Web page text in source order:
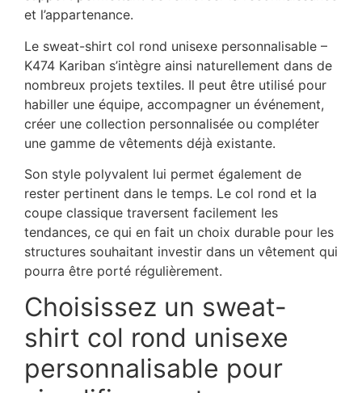
et l’appartenance.
Le sweat-shirt col rond unisexe personnalisable –
K474 Kariban s’intègre ainsi naturellement dans de
nombreux projets textiles. Il peut être utilisé pour
habiller une équipe, accompagner un événement,
créer une collection personnalisée ou compléter
une gamme de vêtements déjà existante.
Son style polyvalent lui permet également de
rester pertinent dans le temps. Le col rond et la
coupe classique traversent facilement les
tendances, ce qui en fait un choix durable pour les
structures souhaitant investir dans un vêtement qui
pourra être porté régulièrement.
Choisissez un sweat-
shirt col rond unisexe
personnalisable pour